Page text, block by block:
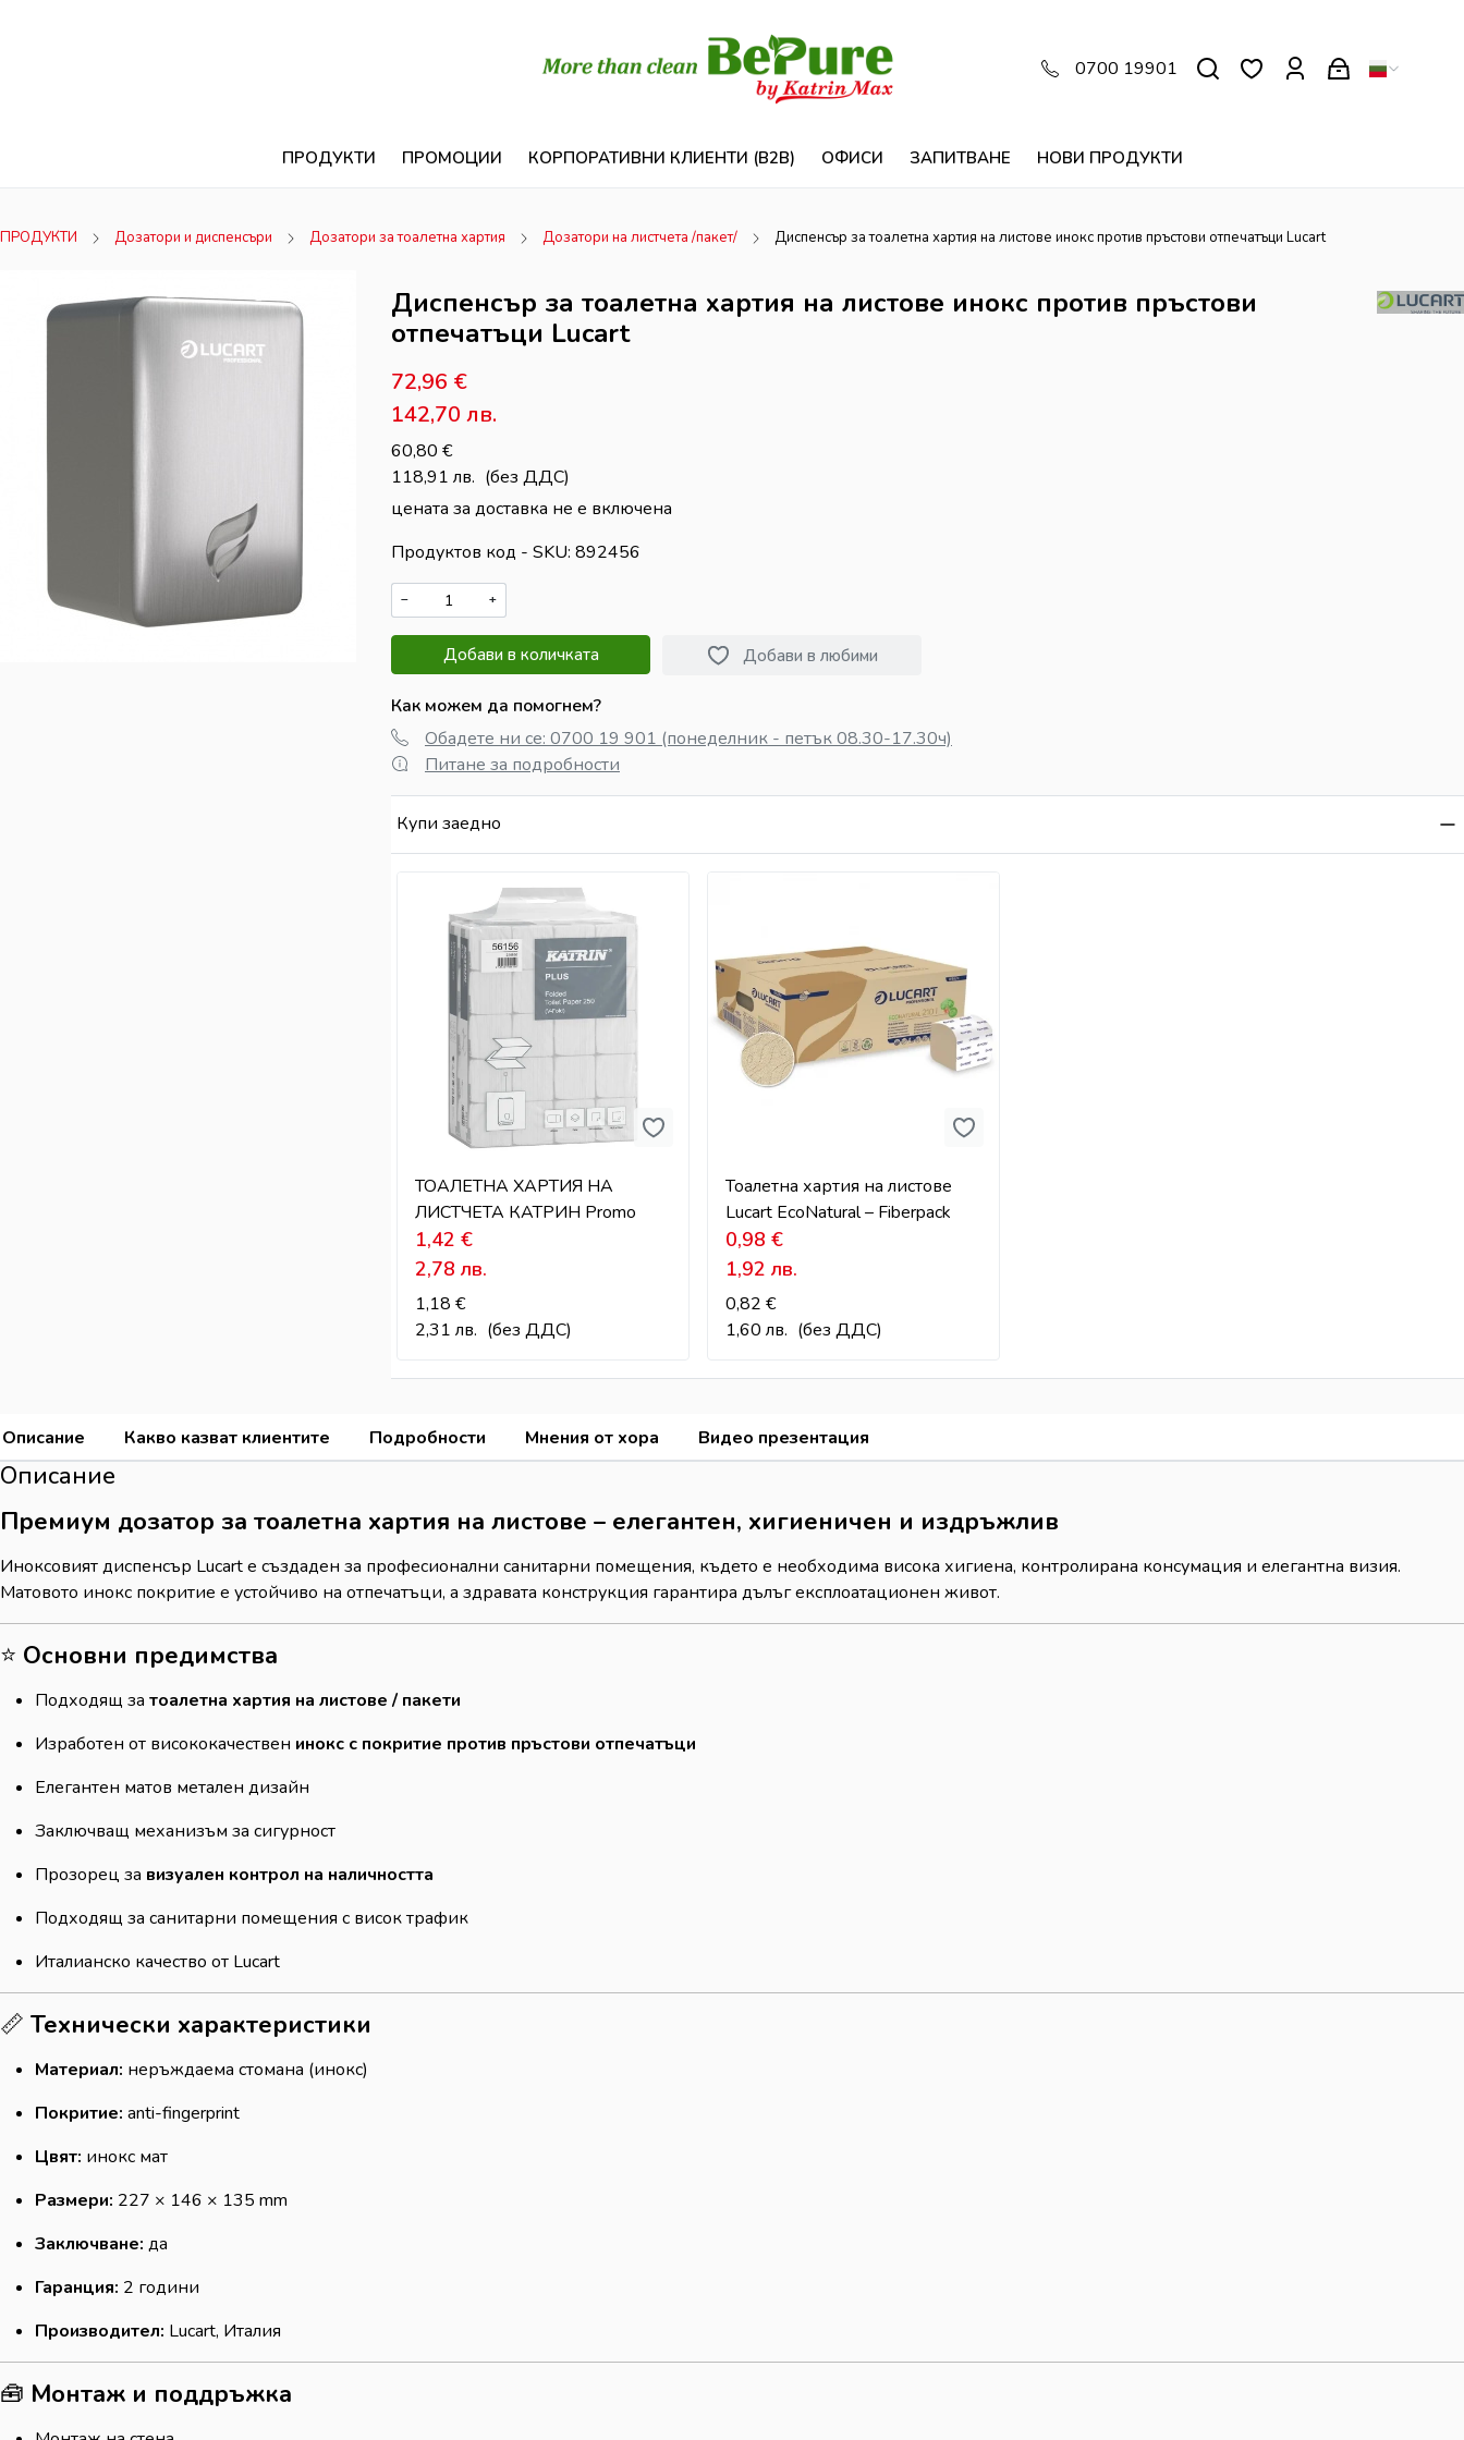
ПРОДУКТИ ПРОМОЦИИ КОРПОРАТИВНИ КЛИЕНТИ (B2B) ОФИСИ ЗАПИТВАНЕ НОВИ ПРОДУКТИ
0700 19901
ПРОДУКТИ Дозатори и диспенсъри Дозатори за тоалетна хартия Дозатори на листчета /пакет/ Диспенсър за тоалетна хартия на листове инокс против пръстови отпечатъци Lucart
Диспенсър за тоалетна хартия на листове инокс против пръстови
отпечатъци Lucart
72,96 €
142,70 лв.
60,80 €
118,91 лв. (без ДДС)
цената за доставка не е включена
Продуктов код - SKU 892456
− +
Добави в количката Добави в любими
Как можем да помогнем?
Обадете ни се: 0700 19 901 (понеделник - петък 08.30-17.30ч)
Питане за подробности
Купи заедно
ТОАЛЕТНА ХАРТИЯ НА
ЛИСТЧЕТА КАТРИН Promo
1,42€
2,78лв.
1,18€
2,31лв. (без ДДС)
Тоалетна хартия на листове
Lucart EcoNatural – Fiberpack
0,98 €
1,92 лв.
0,82 €
1,60 лв. (без ДДС)
Описание Какво казват клиентите Подробности Мнения от хора Видео презентация
Описание
Премиум дозатор за тоалетна хартия на листове – елегантен, хигиеничен и издръжлив
Иноксовият диспенсър Lucart е създаден за професионални санитарни помещения, където е необходима висока хигиена, контролирана консумация и елегантна визия.
Матовото инокс покритие е устойчиво на отпечатъци, а здравата конструкция гарантира дълъг експлоатационен живот.
⭐ Основни предимства
Подходящ за тоалетна хартия на листове / пакети
Изработен от висококачествен инокс с покритие против пръстови отпечатъци
Елегантен матов метален дизайн
Заключващ механизъм за сигурност
Прозорец за визуален контрол на наличността
Подходящ за санитарни помещения с висок трафик
Италианско качество от Lucart
📏 Технически характеристики
Материал: неръждаема стомана (инокс)
Покритие: anti-fingerprint
Цвят: инокс мат
Размери: 227 × 146 × 135 mm
Заключване: да
Гаранция: 2 години
Производител: Lucart, Италия
🧰 Монтаж и поддръжка